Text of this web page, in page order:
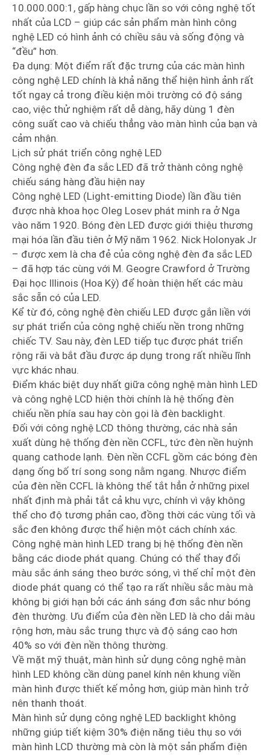
10.000.000:1, gấp hàng chục lần so với công nghệ tốt
nhất của LCD – giúp các sản phẩm màn hình công
nghệ LED có hình ảnh có chiều sâu và sống động và
“đều” hơn.
Đa dụng: Một điểm rất đặc trưng của các màn hình
công nghệ LED chính là khả năng thể hiện hình ảnh rất
tốt ngay cả trong điều kiện môi trường có độ sáng
cao, việc thử nghiệm rất dễ dàng, hãy dùng 1 đèn
công suất cao và chiếu thẳng vào màn hình của bạn và
cảm nhận.
Lịch sử phát triển công nghệ LED
Công nghệ đèn đa sắc LED đã trở thành công nghệ
chiếu sáng hàng đầu hiện nay
Công nghệ LED (Light-emitting Diode) lần đầu tiên
được nhà khoa học Oleg Losev phát minh ra ở Nga
vào năm 1920. Bóng đèn LED được giới thiệu thương
mại hóa lần đầu tiên ở Mỹ năm 1962. Nick Holonyak Jr
– được xem là cha đẻ của công nghệ đèn đa sắc LED
– đã hợp tác cùng với M. Geogre Crawford ở Trường
Đại học Illinois (Hoa Kỳ) để hoàn thiện hết các màu
sắc sẵn có của LED.
Kể từ đó, công nghệ đèn chiếu LED được gắn liền với
sự phát triển của công nghệ chiếu nền trong những
chiếc TV. Sau này, đèn LED tiếp tục được phát triển
rộng rãi và bắt đầu được áp dụng trong rất nhiều lĩnh
vực khác nhau.
Điểm khác biệt duy nhất giữa công nghệ màn hình LED
và công nghệ LCD hiện thời chính là hệ thống đèn
chiếu nền phía sau hay còn gọi là đèn backlight.
Đối với công nghệ LCD thông thường, các nhà sản
xuất dùng hệ thống đèn nền CCFL, tức đèn nền huỳnh
quang cathode lạnh. Đèn nền CCFL gồm các bóng đèn
dạng ống bố trí song song nằm ngang. Nhược điểm
của đèn nền CCFL là không thể tắt hẳn ở những pixel
nhất định mà phải tắt cả khu vực, chính vì vậy không
thể cho độ tương phản cao, đồng thời các vùng tối và
sắc đen không được thể hiện một cách chính xác.
Công nghệ màn hình LED trang bị hệ thống đèn nền
bằng các diode phát quang. Chúng có thể thay đổi
màu sắc ánh sáng theo bước sóng, vì thế chỉ một đèn
diode phát quang có thể tạo ra rất nhiều sắc màu mà
không bị giới hạn bởi các ánh sáng đơn sắc như bóng
đèn thường. Ưu điểm của đèn nền LED là cho dải màu
rộng hơn, màu sắc trung thực và độ sáng cao hơn
40% so với đèn nền thông thường.
Về mặt mỹ thuật, màn hình sử dụng công nghệ màn
hình LED không cần dùng panel kính nên khung viền
màn hình được thiết kế mỏng hơn, giúp màn hình trở
nên thanh thoát.
Màn hình sử dụng công nghệ LED backlight không
những giúp tiết kiệm 30% điện năng tiêu thụ so với
màn hình LCD thường mà còn là một sản phẩm điện